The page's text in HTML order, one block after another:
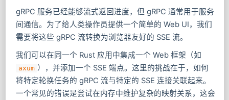
gRPC 服务已经能够流式返回进度，但 gRPC 通常用于服务
间通信。为了给人类操作员提供一个简单的 Web UI，我们
需要将这些 gRPC 流转换为浏览器友好的 SSE 流。
我们可以在同一个 Rust 应用中集成一个 Web 框架（如
axum ），并添加一个 SSE 端点。这里的挑战在于，如何
将特定轮换任务的 gRPC 流与特定的 SSE 连接关联起来。
一个常见的错误是尝试在内存中维护复杂的映射关系，这会